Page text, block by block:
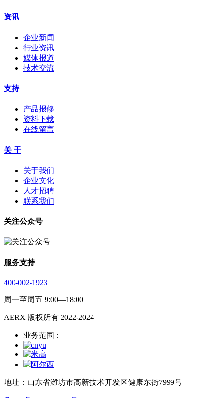
资讯
企业新闻
行业资讯
媒体报道
技术交流
支持
产品报修
资料下载
在线留言
关 于
关于我们
企业文化
人才招聘
联系我们
关注公众号
服务支持
400-002-1923
周一至周五 9:00—18:00
AERX 版权所有 2022-2024
业务范围 :
地址：山东省潍坊市高新技术开发区健康东街7999号